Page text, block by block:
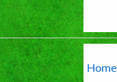
Home